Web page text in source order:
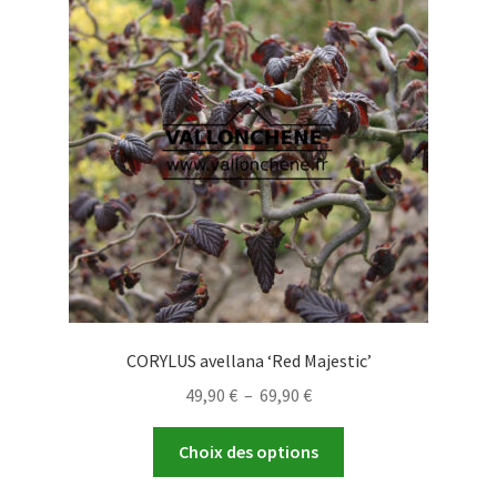
options
peuvent
être
choisies
sur
la
page
du
produit
CORYLUS avellana ‘Red Majestic’
49,90 € – 69,90 €Plage
de
prix :
49,90 €
Choix des options